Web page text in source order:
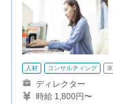
人材 コンサルティング
ディレクター
時給 1,800円〜